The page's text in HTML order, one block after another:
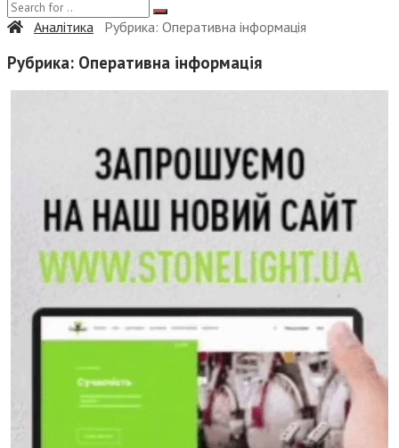
Аналітика Рубрика: Оперативна інформація
Рубрика: Оперативна інформація